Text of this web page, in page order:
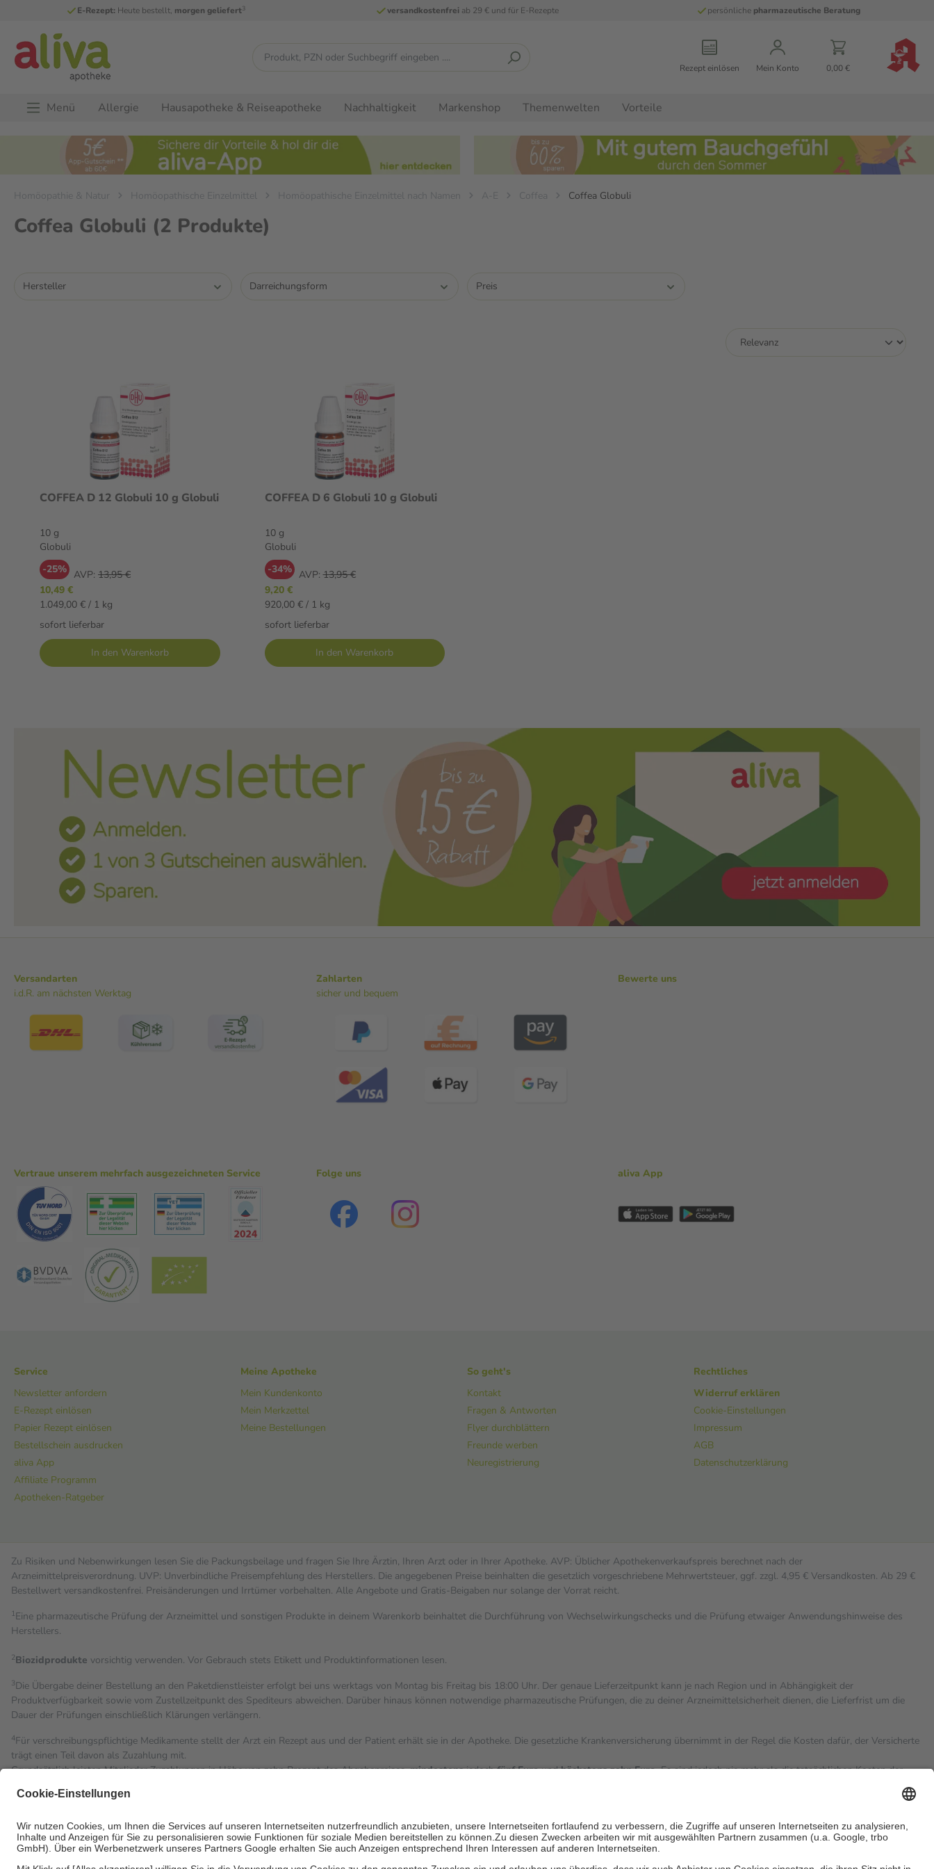
E-Rezept: Heute bestellt, morgen geliefert3 versandkostenfreiab 29 € und für E-Rezepte persönliche pharmazeutische Beratung
Rezept einlösen Mein Konto 0,00 €
Menü Allergie Hausapotheke & Reiseapotheke Nachhaltigkeit Markenshop Themenwelten Vorteile
Homöopathie & Natur Homöopathische Einzelmittel Homöopathische Einzelmittel nach Namen A-E Coffea Coffea Globuli
Coffea Globuli (2 Produkte)
Hersteller Darreichungsform Preis
COFFEA D 12 Globuli 10 g Globuli
10 g
Globuli
-25% AVP: 13,95 €
10,49 €
1.049,00 € / 1 kg
sofort lieferbar
In den Warenkorb
COFFEA D 6 Globuli 10 g Globuli
10 g
Globuli
-34% AVP: 13,95 €
9,20 €
920,00 € / 1 kg
sofort lieferbar
In den Warenkorb
Versandarten
i.d.R. am nächsten Werktag
Zahlarten
sicher und bequem
Bewerte uns
Vertraue unserem mehrfach ausgezeichneten Service Folge uns aliva App
Service
Newsletter anfordern
E-Rezept einlösen
Papier Rezept einlösen
Bestellschein ausdrucken
aliva App
Affiliate Programm
Apotheken-Ratgeber
Meine Apotheke
Mein Kundenkonto
Mein Merkzettel
Meine Bestellungen
So geht's
Kontakt
Fragen & Antworten
Flyer durchblättern
Freunde werben
Neuregistrierung
Rechtliches
Widerruf erklären
Cookie-Einstellungen
Impressum
AGB
Datenschutzerklärung
Zu Risiken und Nebenwirkungen lesen Sie die Packungsbeilage und fragen Sie Ihre Ärztin, Ihren Arzt oder in Ihrer Apotheke. AVP: Üblicher Apothekenverkaufspreis berechnet nach der
Arzneimittelpreisverordnung. UVP: Unverbindliche Preisempfehlung des Herstellers. Die angegebenen Preise beinhalten die gesetzlich vorgeschriebene Mehrwertsteuer, ggf. zzgl. 4,95 € Versandkosten. Ab 29 €
Bestell­wert versand­kosten­frei. Preisänderungen und Irrtümer vorbehalten. Alle Angebote und Gratis-Beigaben nur solange der Vorrat reicht.
1Eine pharmazeutische Prüfung der Arzneimittel und sonstigen Produkte in deinem Warenkorb beinhaltet die Durchführung von Wechselwirkungschecks und die Prüfung etwaiger Anwendungshinweise des
Herstellers.
2Biozidprodukte vorsichtig verwenden. Vor Gebrauch stets Etikett und Produktinformationen lesen.
3Die Übergabe deiner Bestellung an den Paketdienstleister erfolgt bei uns werktags von Montag bis Freitag bis 18:00 Uhr. Der genaue Lieferzeitpunkt kann je nach Region und in Abhängigkeit der
Produktverfügbarkeit sowie vom Zustellzeitpunkt des Spediteurs abweichen. Darüber hinaus können notwendige pharmazeutische Prüfungen, die zu deiner Arzneimittelsicherheit dienen, die Lieferfrist um die
Dauer der Prüfungen einschließlich Klärungen verlängern.
4Für verschreibungspflichtige Medikamente stellt der Arzt ein Rezept aus und der Patient erhält sie in der Apotheke. Die gesetzliche Krankenversicherung übernimmt in der Regel die Kosten dafür, der Versicherte
trägt einen Teil davon als Zuzahlung mit.
Grundsätzlich leisten Mitglieder Zuzahlungen in Höhe von zehn Prozent des Abgabepreises,mindestensjedochfünf Euroundhöchstens zehn Euro.Es sind jedoch nie mehr als die tatsächlichen Kosten der
Diese Regeln gelten grundsätzlich auch für Online-Apotheken.
Um das Engagement der Versicherten für ihre eigene Gesundheit zu stärken und die besondere Stellung der Familie zu unterstützen, fallen keine Zuzahlungenan bei:
• Kindern und Jugendlichen bis zum vollendeten 18. Lebensjahr mit Ausnahme der Fahrkosten
• Untersuchungen zur Vorsorge und Früherkennung, die von der GKV getragen werden